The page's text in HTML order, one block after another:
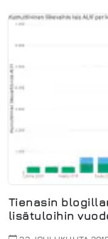
Tienasin
lisätuloihin